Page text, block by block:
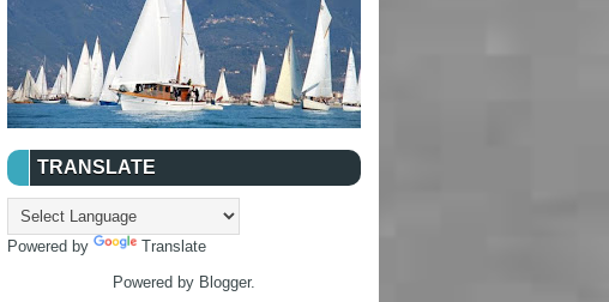
TRANSLATE
Powered by
Translate
Powered by Blogger.